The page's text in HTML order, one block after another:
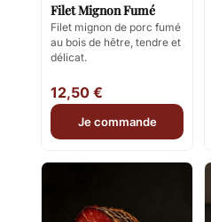
Filet Mignon Fumé
Filet mignon de porc fumé
au bois de hêtre, tendre et
délicat.
12,50 €
Je commande